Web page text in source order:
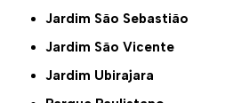
Jardim São Sebastião
Jardim São Vicente
Jardim Ubirajara